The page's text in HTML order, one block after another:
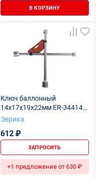
В КОРЗИНУ
Ключ баллонный
14х17х19х22мм ER-34414
крестообразный L=350мм
Эврика
612 ₽
ЗАПРОСИТЬ
+1 предложение от 630 ₽